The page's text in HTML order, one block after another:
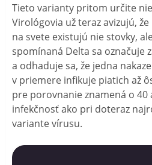
Tieto varianty pritom určite
Virológovia už teraz avizujú,
na svete existujú nie stovky,
spomínaná Delta sa označuje
a odhaduje sa, že jedna
v priemere infikuje piatich až
pre porovnanie znamená o 40
infekčnosť ako pri doteraz
variante vírusu.